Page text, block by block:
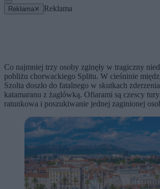
Reklama ✕ Reklama
Co najmniej trzy osoby zginęły w tragiczny
pobliżu chorwackiego Splitu. W cieśninie
Szolta doszło do fatalnego w skutkach
katamaranu z żaglówką. Ofiarami są czescy
ratunkowa i poszukiwanie jednej zaginionej